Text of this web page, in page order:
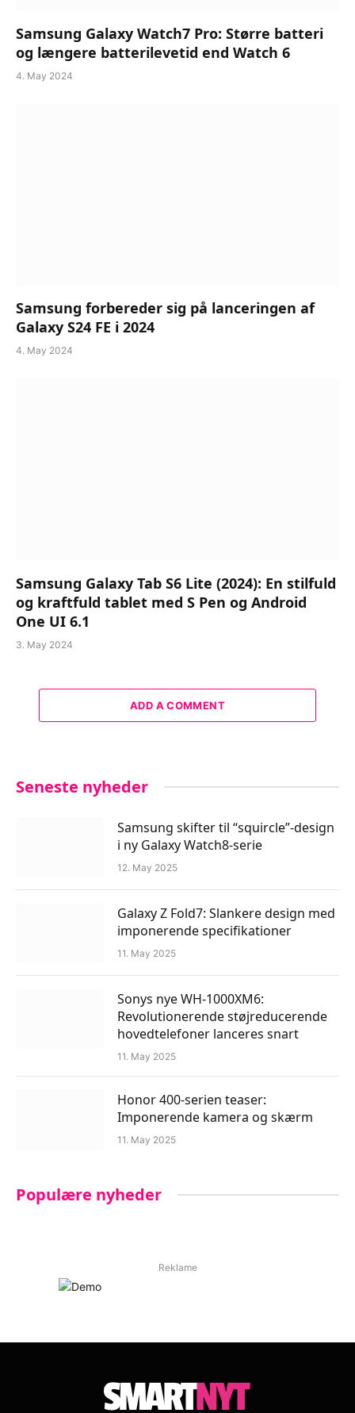
Samsung Galaxy Watch7 Pro: Større batteri
og længere batterilevetid end Watch 6
4. May 2024
Samsung forbereder sig på lanceringen af
Galaxy S24 FE i 2024
4. May 2024
Samsung Galaxy Tab S6 Lite (2024): En stilfuld
og kraftfuld tablet med S Pen og Android
One UI 6.1
3. May 2024
ADD A COMMENT
Seneste nyheder
Samsung skifter til “squircle”-design
i ny Galaxy Watch8-serie
12. May 2025
Galaxy Z Fold7: Slankere design med
imponerende specifikationer
11. May 2025
Sonys nye WH-1000XM6:
Revolutionerende støjreducerende
hovedtelefoner lanceres snart
11. May 2025
Honor 400-serien teaser:
Imponerende kamera og skærm
11. May 2025
Populære nyheder
Reklame